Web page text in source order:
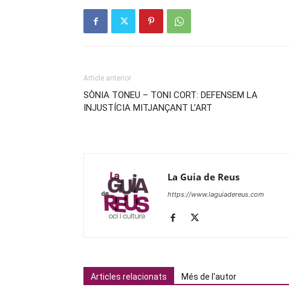
Article anterior
SÒNIA TONEU – TONI CORT: DEFENSEM LA
INJUSTÍCIA MITJANÇANT L’ART
La Guia de Reus
https://www.laguiadereus.com
Articles relacionats Més de l'autor